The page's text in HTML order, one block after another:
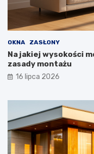
OKNA ZASŁONY
Na jakiej wysokości
zasady montażu
16 lipca 2026